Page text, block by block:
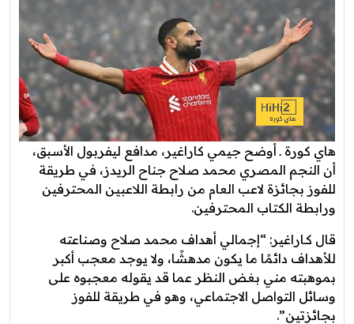
هاي كورة ـ أوضح جيمي كاراغير، مدافع ليفربول الأسبق،
أن النجم المصري محمد صلاح جناح الريدز، في طريقة
للفوز بجائزة لاعب العام من رابطة اللاعبين المحترفين
ورابطة الكتاب المحترفين.
قال كـاراغير: “إجمالي أهداف محمد صلاح وصناعته
للأهداف دائمًا ما يكون مدهشًا، ولا يوجد معجب أكبر
بموهبته مني بغض النظر عما قد يقوله معجبوه على
وسائل التواصل الاجتماعي، وهو في طريقة للفوز
بجائزتين”.